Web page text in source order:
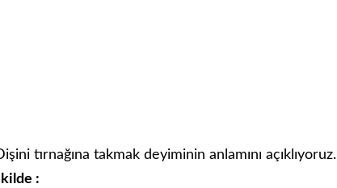
tırnağına takmak deyiminin anlamını açıklıyoruz.
: